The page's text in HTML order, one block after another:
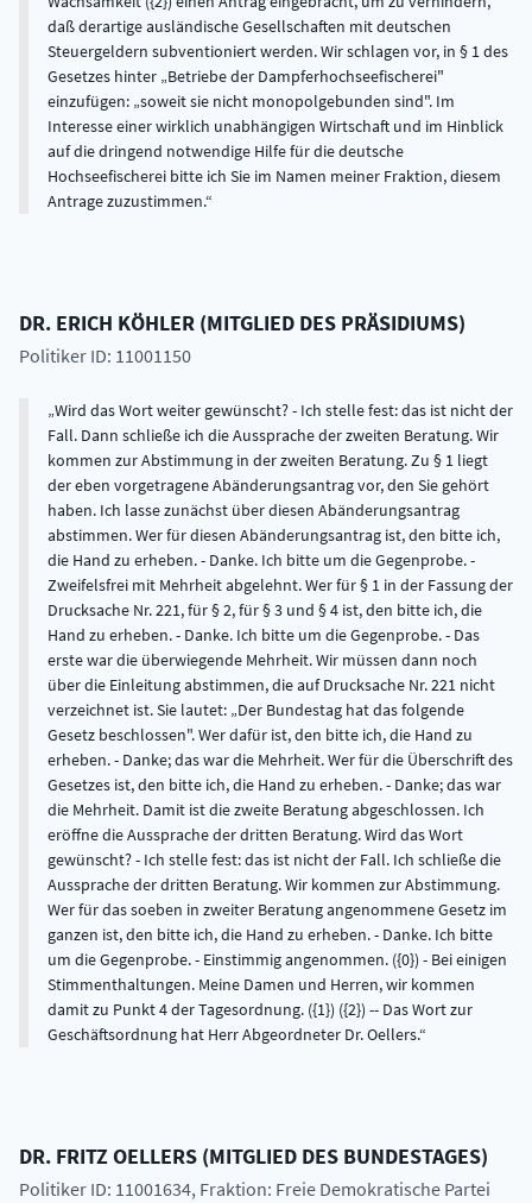
daß derartige ausländische Gesellschaften mit deutschen
Steuergeldern subventioniert werden. Wir schlagen vor, in § 1 des
Gesetzes hinter „Betriebe der Dampferhochseefischerei"
einzufügen: „soweit sie nicht monopolgebunden sind". Im
Interesse einer wirklich unabhängigen Wirtschaft und im Hinblick
auf die dringend notwendige Hilfe für die deutsche
Hochseefischerei bitte ich Sie im Namen meiner Fraktion, diesem
Antrage zuzustimmen.
DR. ERICH KÖHLER (MITGLIED DES PRÄSIDIUMS)
Politiker ID: 11001150
Wird das Wort weiter gewünscht? - Ich stelle fest: das ist nicht der
Fall. Dann schließe ich die Aussprache der zweiten Beratung. Wir
kommen zur Abstimmung in der zweiten Beratung. Zu § 1 liegt
der eben vorgetragene Abänderungsantrag vor, den Sie gehört
haben. Ich lasse zunächst über diesen Abänderungsantrag
abstimmen. Wer für diesen Abänderungsantrag ist, den bitte ich,
die Hand zu erheben. - Danke. Ich bitte um die Gegenprobe. -
Zweifelsfrei mit Mehrheit abgelehnt. Wer für § 1 in der Fassung der
Drucksache Nr. 221, für § 2, für § 3 und § 4 ist, den bitte ich, die
Hand zu erheben. - Danke. Ich bitte um die Gegenprobe. - Das
erste war die überwiegende Mehrheit. Wir müssen dann noch
über die Einleitung abstimmen, die auf Drucksache Nr. 221 nicht
verzeichnet ist. Sie lautet: „Der Bundestag hat das folgende
Gesetz beschlossen". Wer dafür ist, den bitte ich, die Hand zu
erheben. - Danke; das war die Mehrheit. Wer für die Überschrift des
Gesetzes ist, den bitte ich, die Hand zu erheben. - Danke; das war
die Mehrheit. Damit ist die zweite Beratung abgeschlossen. Ich
eröffne die Aussprache der dritten Beratung. Wird das Wort
gewünscht? - Ich stelle fest: das ist nicht der Fall. Ich schließe die
Aussprache der dritten Beratung. Wir kommen zur Abstimmung.
Wer für das soeben in zweiter Beratung angenommene Gesetz im
ganzen ist, den bitte ich, die Hand zu erheben. - Danke. Ich bitte
um die Gegenprobe. - Einstimmig angenommen. ({0}) - Bei einigen
Stimmenthaltungen. Meine Damen und Herren, wir kommen
damit zu Punkt 4 der Tagesordnung. ({1}) ({2}) -- Das Wort zur
Geschäftsordnung hat Herr Abgeordneter Dr. Oellers.
DR. FRITZOELLERS (MITGLIED DES BUNDESTAGES)
Politiker ID: 11001634, Fraktion: Freie Demokratische Partei